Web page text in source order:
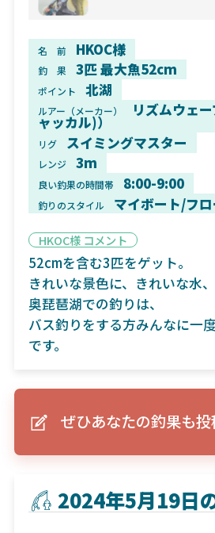
名 前 HKOC様
釣 果 3匹 最大魚52cm
ポイント 北湖
ルアー（メーカー） リズムウェ
ャッカル)）
リグ スイミングマスター
レンジ 3m
良い釣果の時間帯 8:00-9:00
釣りのスタイル マイボート/フ
HKOC様 コメント
52cmを含む3匹をゲット。
きれいな景色に、きれいな水
奥琵琶湖での釣りは、
バス釣りをする方みんなに一
です。
ぜひあなたの釣果も投
2024年5月19日